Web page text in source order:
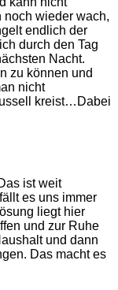
noch wieder wach,
endlich der
durch den Tag
Nacht.
zu können und
nicht
kreist…Dabei
ist weit
es uns immer
liegt hier
und zur Ruhe
und dann
Das macht es